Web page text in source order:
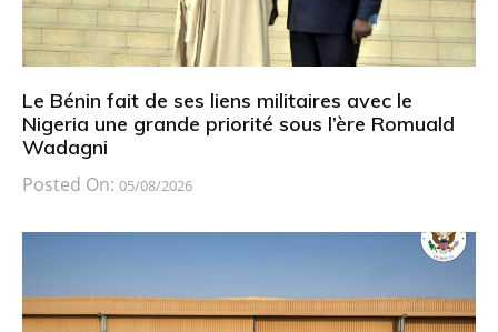
Le Bénin fait de ses liens militaires avec le
Nigeria une grande priorité sous l’ère Romuald
Wadagni
Posted On: 05/08/2026